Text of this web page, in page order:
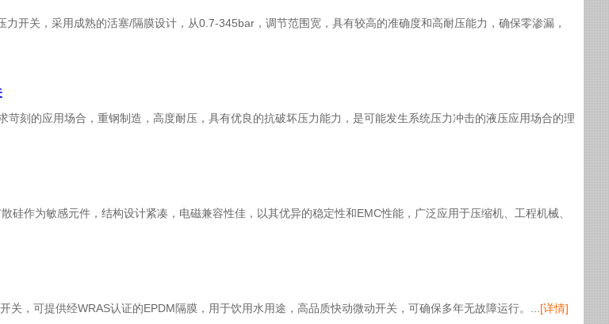
开关，采用成熟的活塞/隔膜设计，从0.7-345bar，调节范围宽，具有较高的准确度和高耐压能力，确保零渗漏，
刻的应用场合，重钢制造，高度耐压，具有优良的抗破坏压力能力，是可能发生系统压力冲击的液压应用场合的理
作为敏感元件，结构设计紧凑，电磁兼容性佳，以其优异的稳定性和EMC性能，广泛应用于压缩机、工程机械、
，可提供经WRAS认证的EPDM隔膜，用于饮用水用途，高品质快动微动开关，可确保多年无故障运行。... [详情]